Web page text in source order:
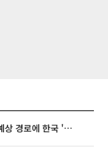
태풍 '돌핀' 이어 '찬홈' 등장…예상 경로에 한국 '한숨'